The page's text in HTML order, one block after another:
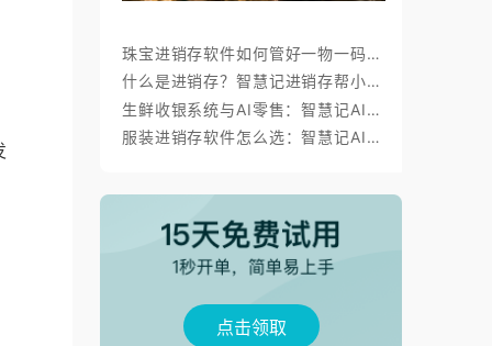
珠宝进销存软件如何管好一物一码、金价调价与标签打印？
什么是进销存？智慧记进销存帮小微商户理顺开单、库存与对账
生鲜收银系统与AI零售：智慧记AI零售称重收银、库存、会员经营方案
服装进销存软件怎么选：智慧记AI批量录入、齐色齐码开单与库存管理
点击领取